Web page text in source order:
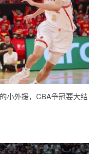
小外援，CBA争冠要大结